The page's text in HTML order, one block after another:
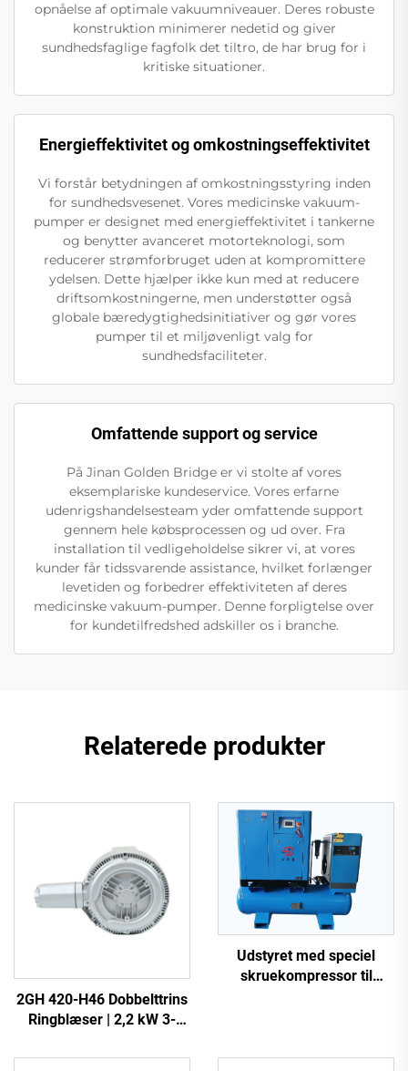
opnåelse af optimale vakuumniveauer. Deres robuste
konstruktion minimerer nedetid og giver
sundhedsfaglige fagfolk det tiltro, de har brug for i
kritiske situationer.
Energieffektivitet og omkostningseffektivitet
Vi forstår betydningen af omkostningsstyring inden
for sundhedsvesenet. Vores medicinske vakuum-
pumper er designet med energieffektivitet i tankerne
og benytter avanceret motorteknologi, som
reducerer strømforbruget uden at kompromittere
ydelsen. Dette hjælper ikke kun med at reducere
driftsomkostningerne, men understøtter også
globale bæredygtighedsinitiativer og gør vores
pumper til et miljøvenligt valg for
sundhedsfaciliteter.
Omfattende support og service
På Jinan Golden Bridge er vi stolte af vores
eksemplariske kundeservice. Vores erfarne
udenrigshandelsesteam yder omfattende support
gennem hele købsprocessen og ud over. Fra
installation til vedligeholdelse sikrer vi, at vores
kunder får tidssvarende assistance, hvilket forlænger
levetiden og forbedrer effektiviteten af deres
medicinske vakuum-pumper. Denne forpligtelse over
for kundetilfredshed adskiller os i branche.
Relaterede produkter
2GH 420-H46 Dobbelttrins
Ringblæser | 2,2 kW 3-
Udstyret med speciel
skruekompressor til